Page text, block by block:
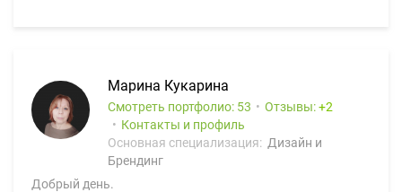
Марина Кукарина
Смотреть портфолио: 53 Отзывы:
2
Контакты и профиль
Основная специализация: Дизайн и
Брендинг
Добрый день.